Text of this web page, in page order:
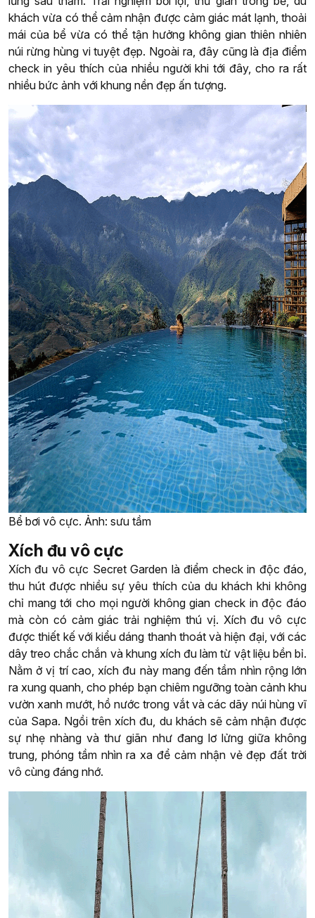
khách vừa có thể cảm nhận được cảm giác mát lạnh, thoải
mái của bể vừa có thể tận hưởng không gian thiên nhiên
núi rừng hùng vi tuyệt đẹp. Ngoài ra, đây cũng là địa điểm
check in yêu thích của nhiều người khi tới đây, cho ra rất
nhiều bức ảnh với khung nền đẹp ấn tượng.
Bể bơi vô cực. Ảnh: sưu tầm
Xích đu vô cực
Xích đu vô cực Secret Garden là điểm check in độc đáo,
thu hút được nhiều sự yêu thích của du khách khi không
chỉ mang tới cho mọi người không gian check in độc đáo
mà còn có cảm giác trải nghiệm thú vị. Xích đu vô cực
được thiết kế với kiểu dáng thanh thoát và hiện đại, với các
dây treo chắc chắn và khung xích đu làm từ vật liệu bền bỉ.
Nằm ở vị trí cao, xích đu này mang đến tầm nhìn rộng lớn
ra xung quanh, cho phép bạn chiêm ngưỡng toàn cảnh khu
vườn xanh mướt, hồ nước trong vắt và các dãy núi hùng vĩ
của Sapa. Ngồi trên xích đu, du khách sẽ cảm nhận được
sự nhẹ nhàng và thư giãn như đang lơ lửng giữa không
trung, phóng tầm nhìn ra xa để cảm nhận vẻ đẹp đất trời
vô cùng đáng nhớ.